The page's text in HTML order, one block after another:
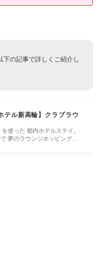
下の記事で詳しくご紹介し
テル新高輪】クラブラウ
使った 都内ホテルステイ。
夢のラウンジホッピングも